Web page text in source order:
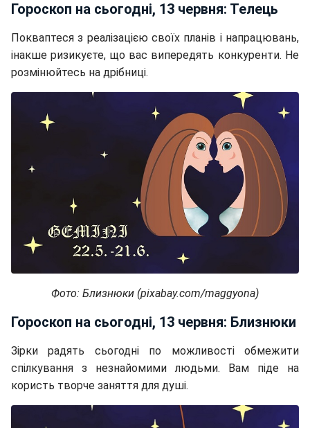
Гороскоп на сьогодні, 13 червня: Телець
Покваптеся з реалізацією своїх планів і напрацювань,
інакше ризикуєте, що вас випередять конкуренти. Не
розмінюйтесь на дрібниці.
Фото: Близнюки (pixabay.com/maggyona)
Гороскоп на сьогодні, 13 червня: Близнюки
Зірки радять сьогодні по можливості обмежити
спілкування з незнайомими людьми. Вам піде на
користь творче заняття для душі.